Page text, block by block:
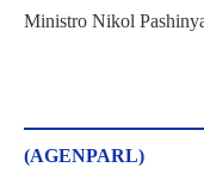
Ministro Nikol
(AGENPARL)